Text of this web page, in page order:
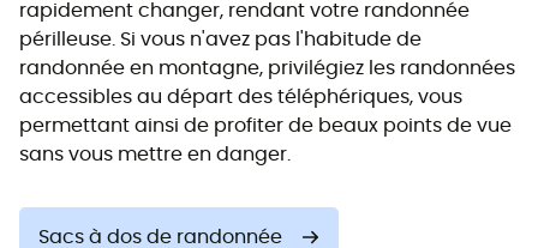
rapidement changer, rendant votre randonnée
périlleuse. Si vous n'avez pas l'habitude de
randonnée en montagne, privilégiez les randonnées
accessibles au départ des téléphériques, vous
permettant ainsi de profiter de beaux points de vue
sans vous mettre en danger.
Sacs à dos de randonnée